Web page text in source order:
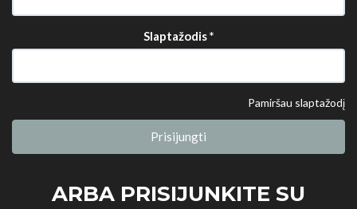
Slaptažodis*
Pamiršau slaptažodį
Prisijungti
ARBA PRISIJUNKITE SU